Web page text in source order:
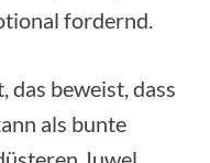
fordernd.
das beweist, dass
als bunte